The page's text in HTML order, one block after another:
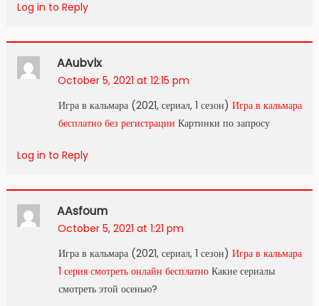
Log in to Reply
AAubvlx
October 5, 2021 at 12:15 pm
Игра в кальмара (2021, сериал, 1 сезон) Игра в кальмара
бесплатно без регистрации Картинки по запросу
Log in to Reply
AAsfoum
October 5, 2021 at 1:21 pm
Игра в кальмара (2021, сериал, 1 сезон) Игра в кальмара
1 серия смотреть онлайн бесплатноКакие сериалы
смотреть этой осенью?